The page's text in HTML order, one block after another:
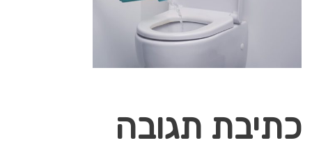
כתיבת תגובה